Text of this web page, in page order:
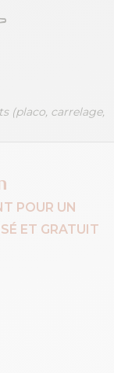
(placo, carrelage,
POUR UN
ET GRATUIT